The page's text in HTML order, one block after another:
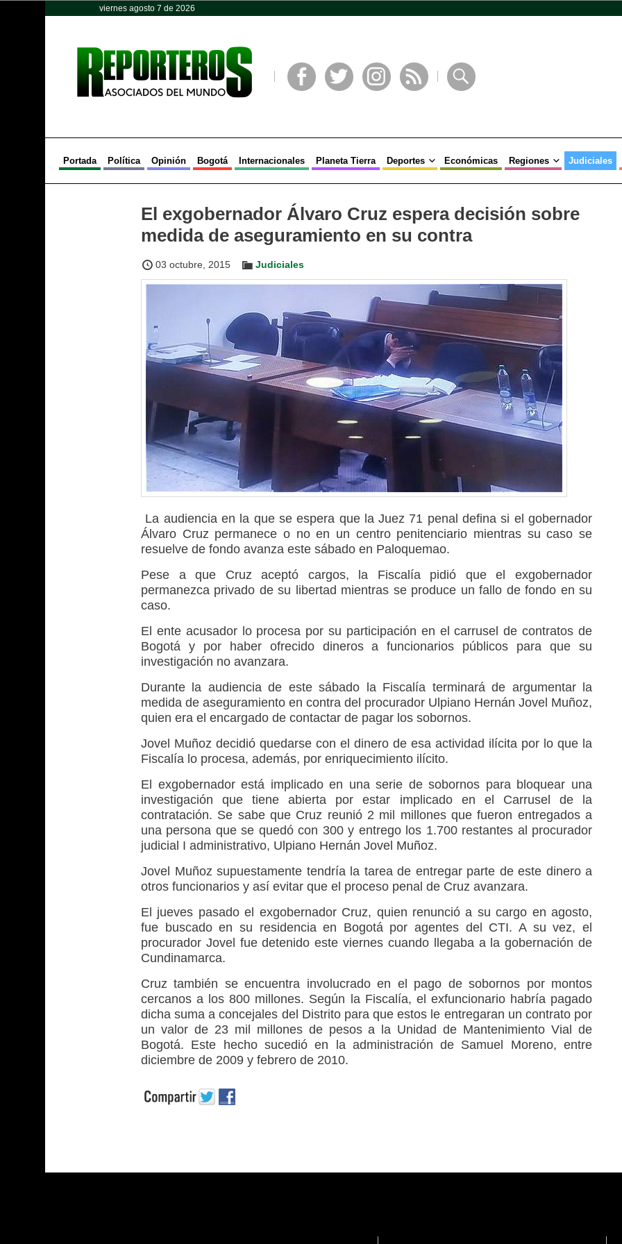
viernes agosto 7 de 2026
Portada Política Opinión Bogotá Internacionales Planeta Tierra Deportes Económicas Regiones Judiciales
El exgobernador Álvaro Cruz espera decisión sobre
medida de aseguramiento en su contra
03 octubre, 2015 Judiciales
La audiencia en la que se espera que la Juez 71 penal defina si el gobernador
Álvaro Cruz permanece o no en un centro penitenciario mientras su caso se
resuelve de fondo avanza este sábado en Paloquemao.
Pese a que Cruz aceptó cargos, la Fiscalía pidió que el exgobernador
permanezca privado de su libertad mientras se produce un fallo de fondo en su
caso.
El ente acusador lo procesa por su participación en el carrusel de contratos de
Bogotá y por haber ofrecido dineros a funcionarios públicos para que su
investigación no avanzara.
Durante la audiencia de este sábado la Fiscalía terminará de argumentar la
medida de aseguramiento en contra del procurador Ulpiano Hernán Jovel Muñoz,
quien era el encargado de contactar de pagar los sobornos.
Jovel Muñoz decidió quedarse con el dinero de esa actividad ilícita por lo que la
Fiscalía lo procesa, además, por enriquecimiento ilícito.
El exgobernador está implicado en una serie de sobornos para bloquear una
investigación que tiene abierta por estar implicado en el Carrusel de la
contratación. Se sabe que Cruz reunió 2 mil millones que fueron entregados a
una persona que se quedó con 300 y entrego los 1.700 restantes al procurador
judicial I administrativo, Ulpiano Hernán Jovel Muñoz.
Jovel Muñoz supuestamente tendría la tarea de entregar parte de este dinero a
otros funcionarios y así evitar que el proceso penal de Cruz avanzara.
El jueves pasado el exgobernador Cruz, quien renunció a su cargo en agosto,
fue buscado en su residencia en Bogotá por agentes del CTI. A su vez, el
procurador Jovel fue detenido este viernes cuando llegaba a la gobernación de
Cundinamarca.
Cruz también se encuentra involucrado en el pago de sobornos por montos
cercanos a los 800 millones. Según la Fiscalía, el exfuncionario habría pagado
dicha suma a concejales del Distrito para que estos le entregaran un contrato por
un valor de 23 mil millones de pesos a la Unidad de Mantenimiento Vial de
Bogotá. Este hecho sucedió en la administración de Samuel Moreno, entre
diciembre de 2009 y febrero de 2010.
Opinión Política